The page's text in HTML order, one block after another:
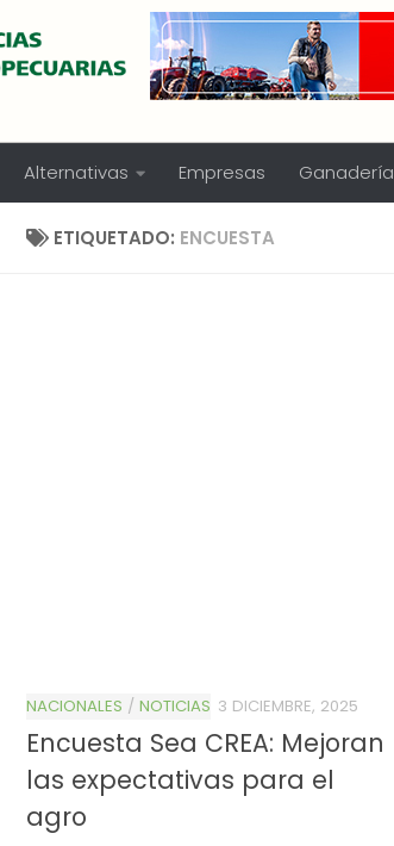
Alternativas Empresas Ganadería
ETIQUETADO: ENCUESTA
NACIONALES / NOTICIAS 3 DICIEMBRE, 2025
Encuesta Sea CREA: Mejoran
las expectativas para el
agro